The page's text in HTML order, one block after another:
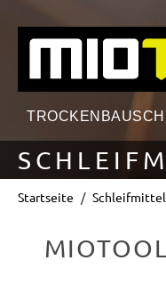
Startseite Schleifmittel